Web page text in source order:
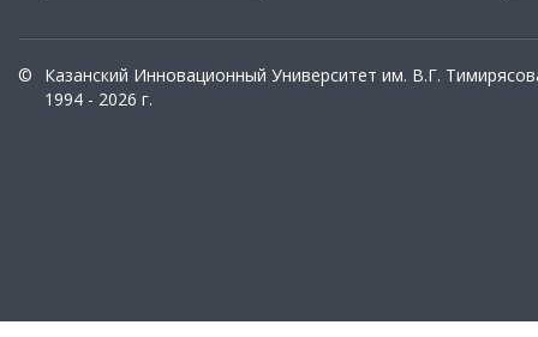
©
Казанский Инновационный Университет им. В.Г.
1994 - 2026 г.